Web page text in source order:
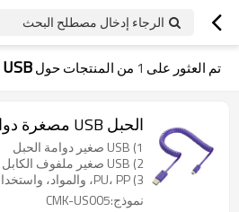
الرجاء إدخال مصطلح البحث
تم العثور على 1 من المنتجات حولUSB كابل المقلاع
الحبل USB مصغرة دوامة
1) USB صغير دوامة الحبل
2) USB صغير ملفوف الكابل
3) PU، PP، والمواد، واستخدام مرنة
نموذج:CMK-US005